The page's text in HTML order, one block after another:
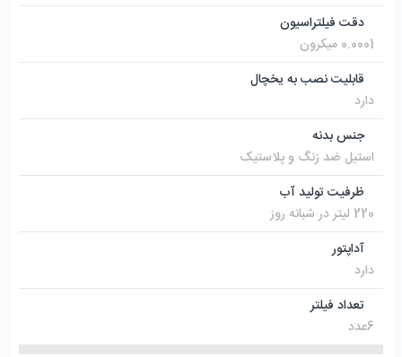
دقت فیلتراسیون
0.0001 میکرون
قابلیت نصب به یخچال
دارد
جنس بدنه
استیل ضد زنگ و پلاستیک
ظرفیت تولید آب
220 لیتر در شبانه روز
آداپتور
دارد
تعداد فیلتر
6عدد